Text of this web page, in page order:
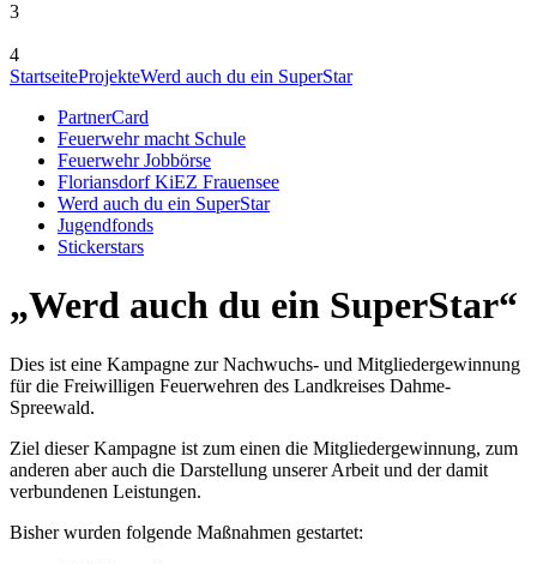
3
4
StartseiteProjekteWerd auch du ein SuperStar
PartnerCard
Feuerwehr macht Schule
Feuerwehr Jobbörse
Floriansdorf KiEZ Frauensee
Werd auch du ein SuperStar
Jugendfonds
Stickerstars
„Werd auch du ein SuperStar“
Dies ist eine Kampagne zur Nachwuchs- und Mitgliedergewinnung
für die Freiwilligen Feuerwehren des Landkreises Dahme-
Spreewald.
Ziel dieser Kampagne ist zum einen die Mitgliedergewinnung, zum
anderen aber auch die Darstellung unserer Arbeit und der damit
verbundenen Leistungen.
Bisher wurden folgende Maßnahmen gestartet: